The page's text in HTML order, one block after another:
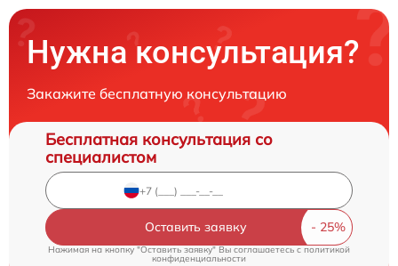
Нужна консультация?
Закажите бесплатную консультацию
Бесплатная консультация со
специалистом
Оставить заявку
Нажимая на кнопку "Оставить заявку" Вы соглашаетесь c политикой
конфиденциальности